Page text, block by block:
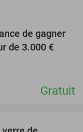
de gagner
de 3.000 €
Gratuit